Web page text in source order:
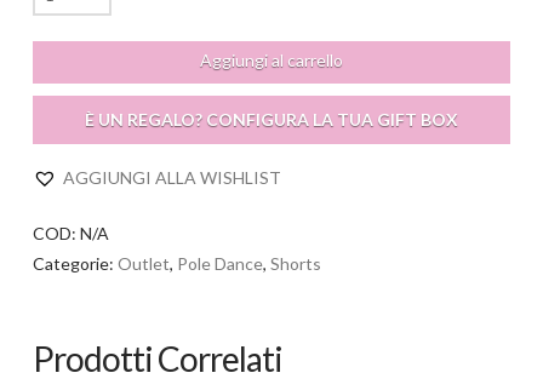
Short
quantità
Aggiungi al carrello
È UN REGALO? CONFIGURA LA TUA GIFT BOX
AGGIUNGI ALLA WISHLIST
COD: N/A
Categorie: Outlet, Pole Dance, Shorts
Prodotti Correlati